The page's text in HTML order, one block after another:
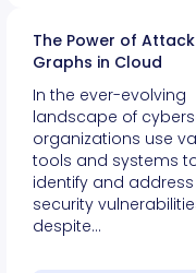
The Power of Attack
Graphs in Cloud
In the ever-evolving
landscape of
organizations use
tools and systems
identify and address
security
despite…